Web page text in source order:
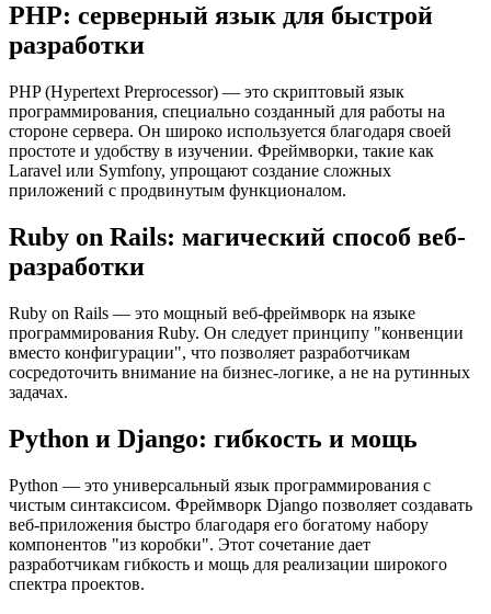
PHP: серверный язык для быстрой
разработки
PHP (Hypertext Preprocessor) — это скриптовый язык
программирования, специально созданный для работы на
стороне сервера. Он широко используется благодаря своей
простоте и удобству в изучении. Фреймворки, такие как
Laravel или Symfony, упрощают создание сложных
приложений с продвинутым функционалом.
Ruby on Rails: магический способ веб-
разработки
Ruby on Rails — это мощный веб-фреймворк на языке
программирования Ruby. Он следует принципу "конвенции
вместо конфигурации", что позволяет разработчикам
сосредоточить внимание на бизнес-логике, а не на рутинных
задачах.
Python и Django: гибкость и мощь
Python — это универсальный язык программирования с
чистым синтаксисом. Фреймворк Django позволяет создавать
веб-приложения быстро благодаря его богатому набору
компонентов "из коробки". Этот сочетание дает
разработчикам гибкость и мощь для реализации широкого
спектра проектов.